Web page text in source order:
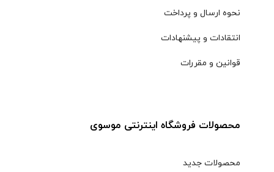
نحوه ارسال و پرداخت
انتقادات و پیشنهادات
قوانین و مقررات
محصولات فروشگاه اینترنتی موسوی
محصولات جدید